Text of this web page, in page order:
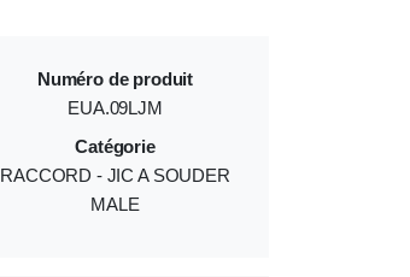
Numéro de produit
EUA.09LJM
Catégorie
RACCORD - JIC A SOUDER
MALE